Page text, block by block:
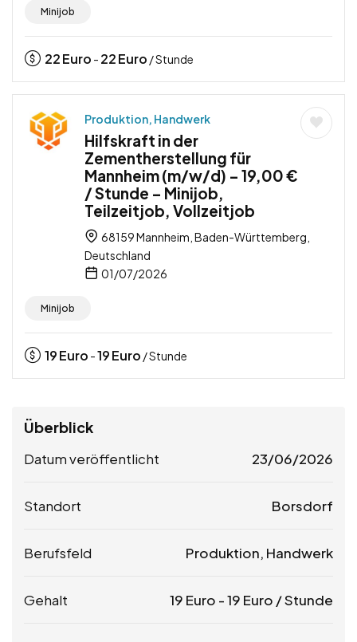
Minijob
22Euro - 22Euro / Stunde
Produktion, Handwerk
Hilfskraft in der
Zementherstellung für
Mannheim (m/w/d) – 19,00 €
/ Stunde – Minijob,
Teilzeitjob, Vollzeitjob
68159 Mannheim, Baden-Württemberg,
Deutschland
01/07/2026
Minijob
19Euro -19Euro / Stunde
Überblick
Datum veröffentlicht 23/06/2026
Standort Borsdorf
Berufsfeld Produktion, Handwerk
Gehalt 19 Euro -19 Euro / Stunde